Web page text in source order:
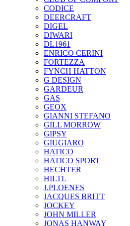
CODICE
DEERCRAFT
DIGEL
DIWARI
DL1961
ENRICO CERINI
FORTEZZA
FYNCH HATTON
G DESIGN
GARDEUR
GAS
GEOX
GIANNI STEFANO
GILL MORROW
GIPSY
GIUGIARO
HATICO
HATICO SPORT
HECHTER
HILTL
J.PLOENES
JAСQUES BRITT
JOCKEY
JOHN MILLER
JONAS HANWAY